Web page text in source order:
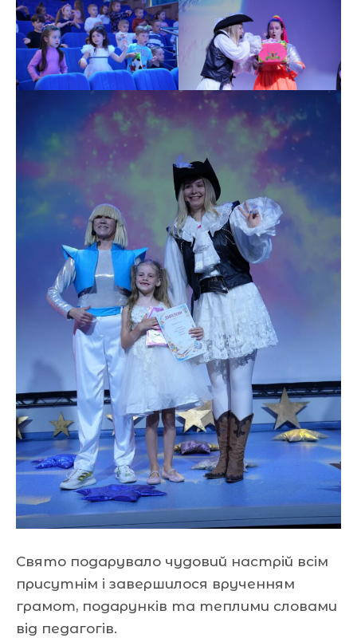
Свято подарувало чудовий настрій всім
присутнім і завершилося врученням
грамот, подарунків та теплими словами
від педагогів.